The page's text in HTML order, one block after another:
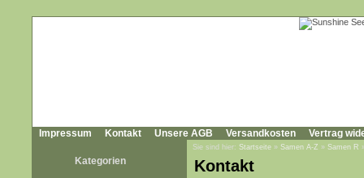
Impressum Kontakt Unsere AGB Versandkosten Vertrag
Kategorien
Sie sind hier: Startseite » Samen A-Z » Samen R
Kontakt